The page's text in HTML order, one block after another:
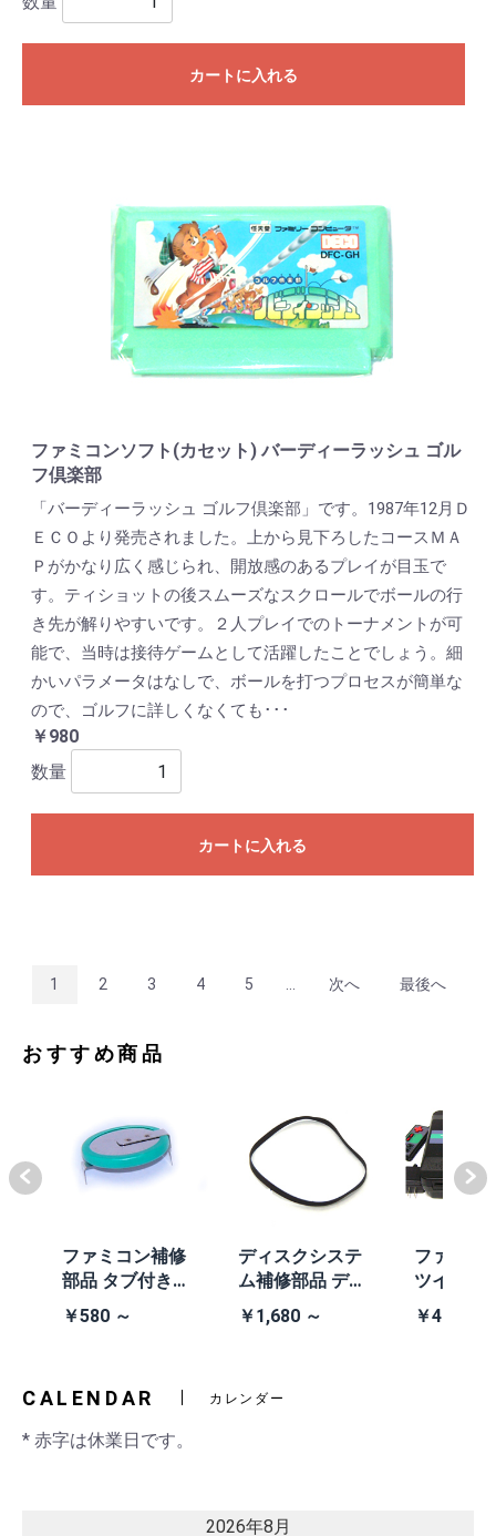
カートに入れる
ファミコンソフト(カセット) バーディーラッシュ ゴル
フ倶楽部
「バーディーラッシュ ゴルフ倶楽部」です。1987年12月Ｄ
ＥＣＯより発売されました。上から見下ろしたコースＭＡ
Ｐがかなり広く感じられ、開放感のあるプレイが目玉で
す。ティショットの後スムーズなスクロールでボールの行
き先が解りやすいです。２人プレイでのトーナメントが可
能で、当時は接待ゲームとして活躍したことでしょう。細
かいパラメータはなしで、ボールを打つプロセスが簡単な
ので、ゴルフに詳しくなくても･･･
￥980
数量
カートに入れる
1 2 3 4 5 次へ 最後へ
おすすめ商品
ファミコン補修
部品 タブ付きコ
イン電池(CR203
2)
￥580 ～
ディスクシステ
ム補修部品 ディ
スクシステム用
交換ベルト
￥1,680 ～
ファミコ
ツインフ
ン本体
黒・連射
￥41,980
CALENDAR カレンダー
* 赤字は休業日です。
2026年8月